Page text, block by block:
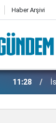
Haber Arşivi
11:28